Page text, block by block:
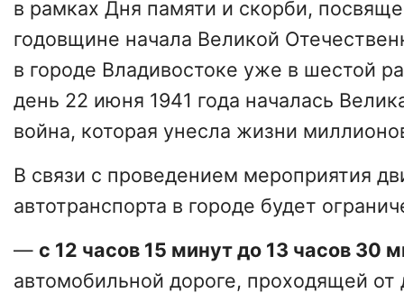
в рамках Дня памяти и скорби,
годовщине начала Великой
в городе Владивостоке уже в шестой
день 22 июня 1941 года началась
война, которая унесла жизни
В связи с проведением мероприятия
автотранспорта в городе будет
— с 12 часов 15 минут до 13 часов 30
автомобильной дороге, проходящей